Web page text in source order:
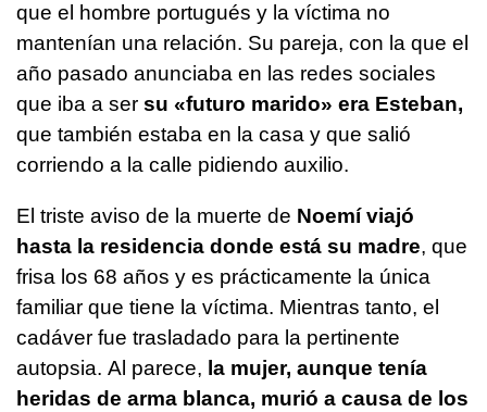
que el hombre portugués y la víctima no
mantenían una relación. Su pareja, con la que el
año pasado anunciaba en las redes sociales
que iba a ser su «futuro marido» era Esteban,
que también estaba en la casa y que salió
corriendo a la calle pidiendo auxilio.
El triste aviso de la muerte de Noemí viajó
hasta la residencia donde está su madre, que
frisa los 68 años y es prácticamente la única
familiar que tiene la víctima. Mientras tanto, el
cadáver fue trasladado para la pertinente
autopsia. Al parece, la mujer, aunque tenía
heridas de arma blanca, murió a causa de los